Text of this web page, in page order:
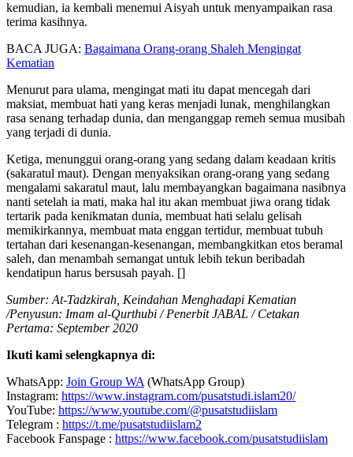
kemudian, ia kembali menemui Aisyah untuk menyampaikan rasa
terima kasihnya.
BACA JUGA: Bagaimana Orang-orang Shaleh Mengingat
Kematian
Menurut para ulama, mengingat mati itu dapat mencegah dari
maksiat, membuat hati yang keras menjadi lunak, menghilangkan
rasa senang terhadap dunia, dan menganggap remeh semua musibah
yang terjadi di dunia.
Ketiga, menunggui orang-orang yang sedang dalam keadaan kritis
(sakaratul maut). Dengan menyaksikan orang-orang yang sedang
mengalami sakaratul maut, lalu membayangkan bagaimana nasibnya
nanti setelah ia mati, maka hal itu akan membuat jiwa orang tidak
tertarik pada kenikmatan dunia, membuat hati selalu gelisah
memikirkannya, membuat mata enggan tertidur, membuat tubuh
tertahan dari kesenangan-kesenangan, membangkitkan etos beramal
saleh, dan menambah semangat untuk lebih tekun beribadah
kendatipun harus bersusah payah. []
Sumber: At-Tadzkirah, Keindahan Menghadapi Kematian
/Penyusun: Imam al-Qurthubi / Penerbit JABAL / Cetakan
Pertama: September 2020
Ikuti kami selengkapnya di:
WhatsApp: Join Group WA (WhatsApp Group)
Instagram: https://www.instagram.com/pusatstudi.islam20/
YouTube: https://www.youtube.com/@pusatstudiislam
Telegram : https://t.me/pusatstudiislam2
Facebook Fanspage : https://www.facebook.com/pusatstudiislam